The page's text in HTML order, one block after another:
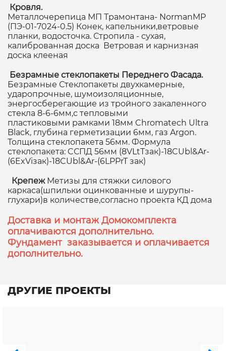
Кровля.
Металлочерепица МП Трамонтана- NormanMP
(ПЭ-01-7024-0.5) Конек, капельники,ветровые
планки, водосточка. Стропила - сухая,
калиброванная доска Ветровая и карнизная
доска клееная
Безрамные стеклопакеты Переднего Фасада.
Безрамные Стеклопакеты двухкамерные,
ударопрочные, шумоизоляционные,
энергосберегающие из тройного закаленного
стекла 8-6-6мм,с тепловыми
пластиковыми рамками 18мм Chromatech Ultra
Black, глубина герметизации 6мм, газ Argon.
Толщина стеклопакета 56мм. Формула
стеклопакета: CСПД 56мм (8VLtTзак)-18CUbl&Ar-
(6ExViзак)-18CUbl&Ar-(6LPPrT зак)
Крепеж Метизы для стяжки силового
каркаса(шпильки оцинкованные и шурупы-
глухари)в количестве,согласно проекта КД дома
Доставка и монтаж Домокомплекта
оплачиваются дополнительно.
Фундамент заказывается и оплачивается
дополнительно.
ДРУГИЕ ПРОЕКТЫ